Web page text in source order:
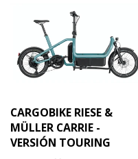
CARGOBIKE RIESE &
MÜLLER CARRIE -
VERSIÓN TOURING